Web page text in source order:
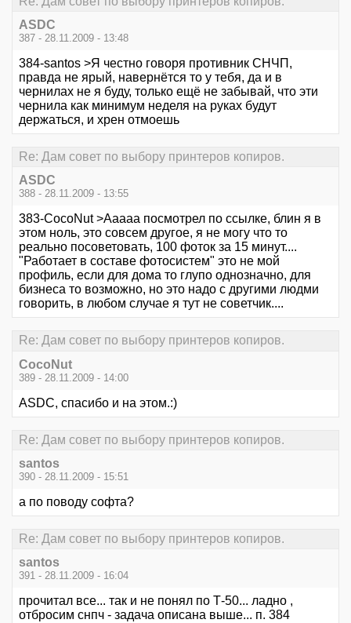
ASDC
387 - 28.11.2009 - 13:48
384-santos >Я честно говоря противник СНЧП,
правда не ярый, навернётся то у тебя, да и в
чернилах не я буду, только ещё не забывай, что эти
чернила как минимум неделя на руках будут
держаться, и хрен отмоешь
Re: Дам совет по выбору принтеров копиров.
ASDC
388 - 28.11.2009 - 13:55
383-CocoNut >Ааааа посмотрел по ссылке, блин я в
этом ноль, это совсем другое, я не могу что то
реально посоветовать, 100 фоток за 15 минут....
"Работает в составе фотосистем" это не мой
профиль, если для дома то глупо однозначно, для
бизнеса то возможно, но это надо с другими людми
говорить, в любом случае я тут не советчик....
Re: Дам совет по выбору принтеров копиров.
CocoNut
389 - 28.11.2009 - 14:00
ASDC, спасибо и на этом.:)
Re: Дам совет по выбору принтеров копиров.
santos
390 - 28.11.2009 - 15:51
а по поводу софта?
Re: Дам совет по выбору принтеров копиров.
santos
391 - 28.11.2009 - 16:04
прочитал все... так и не понял по Т-50... ладно ,
отбросим снпч - задача описана выше... п. 384